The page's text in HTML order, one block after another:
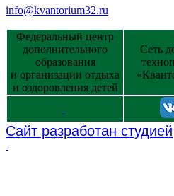
info@kvantorium32.ru
Федеральный центр
дополнительного
образования
и организации отдыха
и оздоровления детей
Сеть
Сайт разработан студией